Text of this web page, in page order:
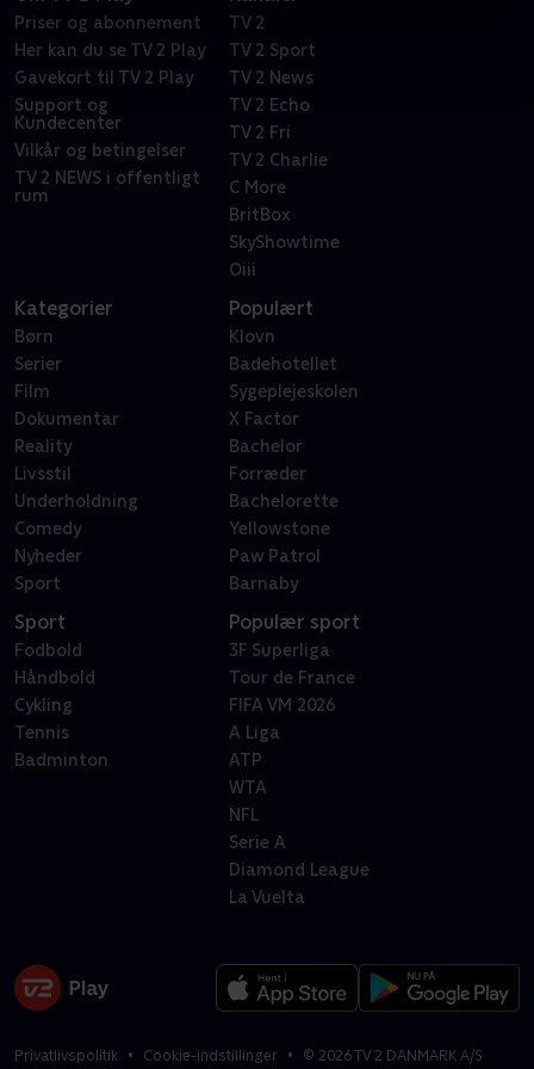
Priser og abonnement
Her kan du se TV 2 Play
Gavekort til TV 2 Play
Support og
Kundecenter
Vilkår og betingelser
TV 2 NEWS i offentligt
rum
TV 2
TV 2 Sport
TV 2 News
TV 2 Echo
TV 2 Fri
TV 2 Charlie
C More
BritBox
SkyShowtime
Oiii
Kategorier
Børn
Serier
Film
Dokumentar
Reality
Livsstil
Underholdning
Comedy
Nyheder
Sport
Populært
Klovn
Badehotellet
Sygeplejeskolen
X Factor
Bachelor
Forræder
Bachelorette
Yellowstone
Paw Patrol
Barnaby
Sport
Fodbold
Håndbold
Cykling
Tennis
Badminton
Populær sport
3F Superliga
Tour de France
FIFA VM 2026
A Liga
ATP
WTA
NFL
Serie A
Diamond League
La Vuelta
Privatlivspolitik Cookie-indstillinger © 2026TV 2 DANMARK A/S